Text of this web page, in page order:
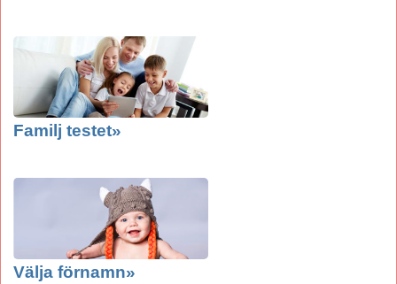
Familj testet»
Välja förnamn»